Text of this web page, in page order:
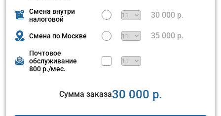
Смена внутри
налоговой
30 000 р.
Смена по Москве 35 000 р.
Почтовое
обслуживание
800 р./мес.
Сумма заказа30 000 р.